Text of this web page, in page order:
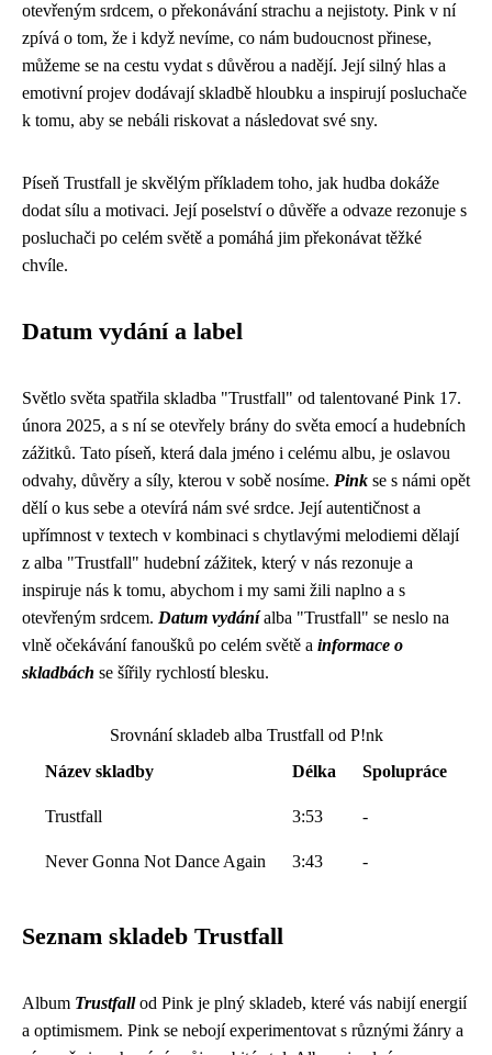
otevřeným srdcem, o překonávání strachu a nejistoty. Pink v ní
zpívá o tom, že i když nevíme, co nám budoucnost přinese,
můžeme se na cestu vydat s důvěrou a nadějí. Její silný hlas a
emotivní projev dodávají skladbě hloubku a inspirují posluchače
k tomu, aby se nebáli riskovat a následovat své sny.
Píseň Trustfall je skvělým příkladem toho, jak hudba dokáže
dodat sílu a motivaci. Její poselství o důvěře a odvaze rezonuje s
posluchači po celém světě a pomáhá jim překonávat těžké
chvíle.
Datum vydání a label
Světlo světa spatřila skladba "Trustfall" od talentované Pink 17.
února 2025, a s ní se otevřely brány do světa emocí a hudebních
zážitků. Tato píseň, která dala jméno i celému albu, je oslavou
odvahy, důvěry a síly, kterou v sobě nosíme. Pink se s námi opět
dělí o kus sebe a otevírá nám své srdce. Její autentičnost a
upřímnost v textech v kombinaci s chytlavými melodiemi dělají
z alba "Trustfall" hudební zážitek, který v nás rezonuje a
inspiruje nás k tomu, abychom i my sami žili naplno a s
otevřeným srdcem. Datum vydáníalba "Trustfall" se neslo na
vlně očekávání fanoušků po celém světě a informace o
skladbách se šířily rychlostí blesku.
Srovnání skladeb alba Trustfall od P!nk
Název skladby
Délka Spolupráce
Trustfall 3:53 -
Never Gonna Not Dance Again 3:43 -
Seznam skladeb Trustfall
Album Trustfallod Pink je plný skladeb, které vás nabijí energií
a optimismem. Pink se nebojí experimentovat s různými žánry a